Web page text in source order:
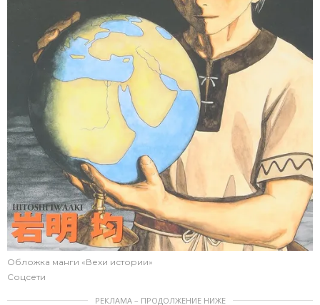
Обложка манги «Вехи истории»
Соцсети
РЕКЛАМА – ПРОДОЛЖЕНИЕ НИЖЕ